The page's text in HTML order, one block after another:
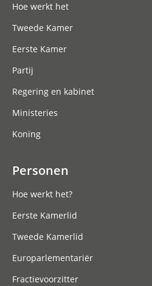
Hoe werkt het
Tweede Kamer
Eerste Kamer
Partij
Regering en kabinet
Ministeries
Koning
Personen
Hoe werkt het?
Eerste Kamerlid
Tweede Kamerlid
Europarlementariër
Fractievoorzitter